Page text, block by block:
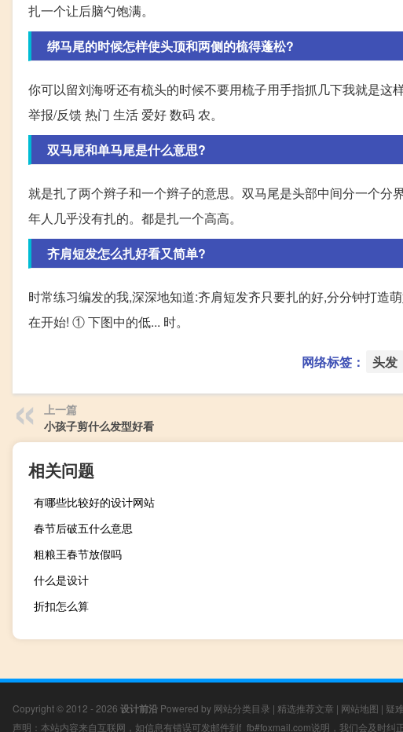
扎一个让后脑勺饱满。
绑马尾的时候怎样使头顶和两侧的梳得蓬松?
你可以留刘海呀还有梳头的时候不要用梳子用手指抓几下我就是
举报/反馈 热门 生活 爱好 数码 农。
双马尾和单马尾是什么意思?
就是扎了两个辫子和一个辫子的意思。双马尾是头部中间分一个
年人几乎没有扎的。都是扎一个高高。
齐肩短发怎么扎好看又简单?
时常练习编发的我,深深地知道:齐肩短发齐只要扎的好,分分钟打造
在开始! ① 下图中的低... 时。
网络标签： 头发
上一篇
小孩子剪什么发型好看
相关问题
有哪些比较好的设计网站
春节后破五什么意思
粗粮王春节放假吗
什么是设计
折扣怎么算
Copyright © 2012 - 2026 设计前沿 Powered by 网站分类目录 | 精选推荐文章 | 网站地图 | 疑
声明：本站内容来自互联网，如信息有错误可发邮件到f_fb#foxmail.com说明，我们会及时纠